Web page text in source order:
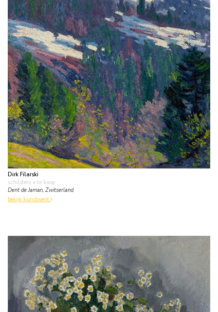
Dirk Filarski
schilderij • te koop
Dent de Jaman, Zwitserland
bekijk kunstwerk